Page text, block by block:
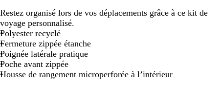
i
r
u
n
i
i
s
c
h
i
n
é
Restez organisé lors de vos déplacements grâce à ce kit de
voyage personnalisé.
Polyester recyclé
Fermeture zippée étanche
Poignée latérale pratique
Poche avant zippée
Housse de rangement microperforée à l’intérieur